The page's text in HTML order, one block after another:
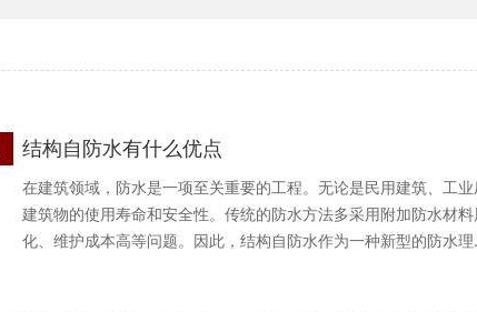
结构自防水有什么优点
在建筑领域，防水是一项至关重要的工程。无论是民用建筑、工
建筑物的使用寿命和安全性。传统的防水方法多采用附加防水材
化、维护成本高等问题。因此，结构自防水作为一种新型的防水